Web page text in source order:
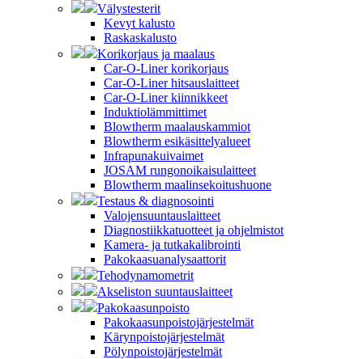
Välystesterit
Kevyt kalusto
Raskaskalusto
Korikorjaus ja maalaus
Car-O-Liner korikorjaus
Car-O-Liner hitsauslaitteet
Car-O-Liner kiinnikkeet
Induktiolämmittimet
Blowtherm maalauskammiot
Blowtherm esikäsittelyalueet
Infrapunakuivaimet
JOSAM rungonoikaisulaitteet
Blowtherm maalinsekoitushuone
Testaus & diagnosointi
Valojensuuntauslaitteet
Diagnostiikkatuotteet ja ohjelmistot
Kamera- ja tutkakalibrointi
Pakokaasuanalysaattorit
Tehodynamometrit
Akseliston suuntauslaitteet
Pakokaasunpoisto
Pakokaasunpoistojärjestelmät
Kärynpoistojärjestelmät
Pölynpoistojärjestelmät